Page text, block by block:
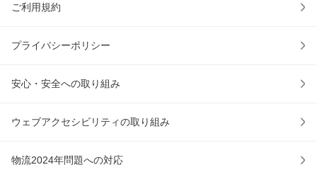
ご利用規約
プライバシーポリシー
安心・安全への取り組み
ウェブアクセシビリティの取り組み
物流2024年問題への対応